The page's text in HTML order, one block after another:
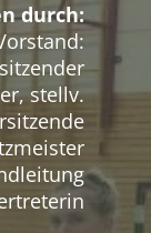
durch:
stellv.